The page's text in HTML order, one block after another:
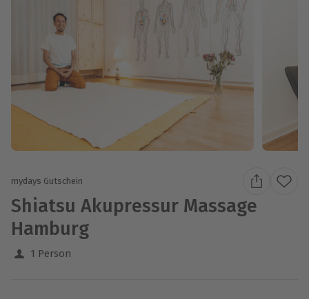
mydays Gutschein
Shiatsu Akupressur Massage
Hamburg
1 Person